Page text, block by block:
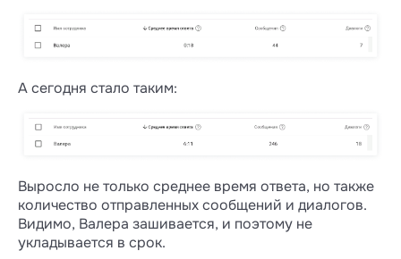
если есть ответственный сотрудник, но
ответственный;
если ответили не из Wazzup, а
напрямую в мессенджере;
Сработал наш автоответ «Пропущенный
вызов» или «Первое входящее» — время
продолжает идти, пока на сообщение не
среагирует менеджер.
А сегодня стало таким:
Выросло не только среднее время ответа, но также
количество отправленных сообщений и диалогов.
Видимо, Валера зашивается, и поэтому не
укладывается в срок.